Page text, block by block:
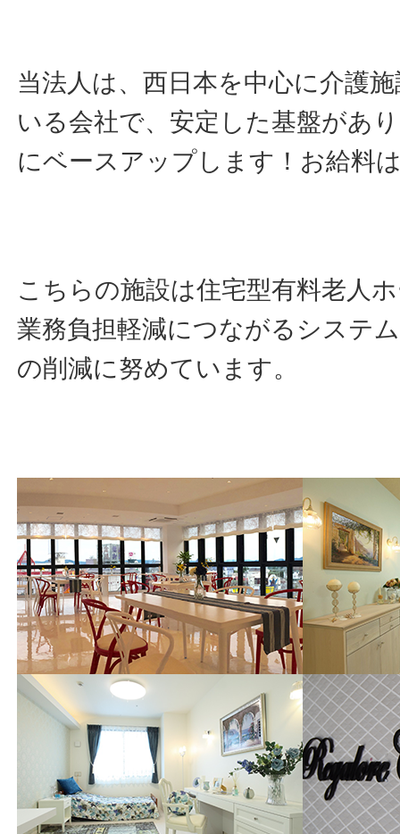
当法人は、西日本を中心に介護
いる会社で、安定した基盤があ
にベースアップします！お給料
こちらの施設は住宅型有料老人
業務負担軽減につながるシステ
の削減に努めています。